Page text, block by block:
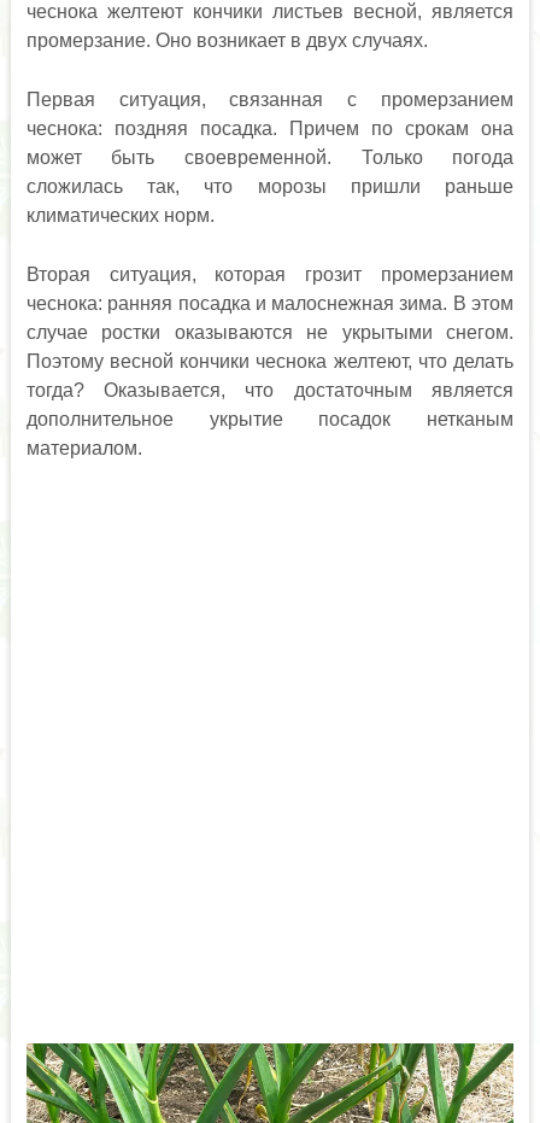
чеснока желтеют кончики листьев весной, является
промерзание. Оно возникает в двух случаях.
Первая ситуация, связанная с промерзанием
чеснока: поздняя посадка. Причем по срокам она
может быть своевременной. Только погода
сложилась так, что морозы пришли раньше
климатических норм.
Вторая ситуация, которая грозит промерзанием
чеснока: ранняя посадка и малоснежная зима. В этом
случае ростки оказываются не укрытыми снегом.
Поэтому весной кончики чеснока желтеют, что делать
тогда? Оказывается, что достаточным является
дополнительное укрытие посадок нетканым
материалом.